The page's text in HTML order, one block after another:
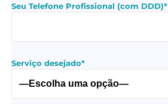
Seu Telefone Profissional (com DDD)*
Serviço desejado*